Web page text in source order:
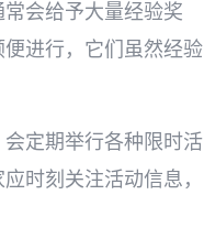
会给予大量经验奖
进行，它们虽然经验
定期举行各种限时活
时刻关注活动信息，